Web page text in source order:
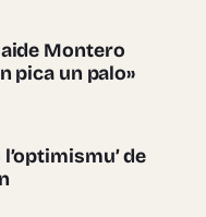
Montero
pica un palo»
de